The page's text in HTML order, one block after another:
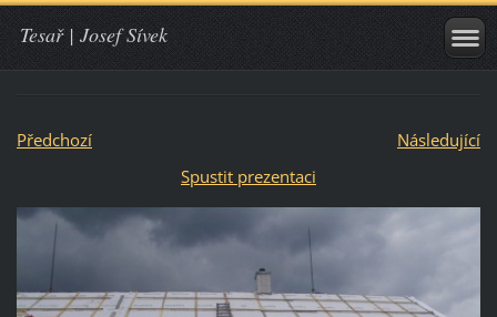
Tesař | Josef Sívek
Předchozí
Následující
Spustit prezentaci